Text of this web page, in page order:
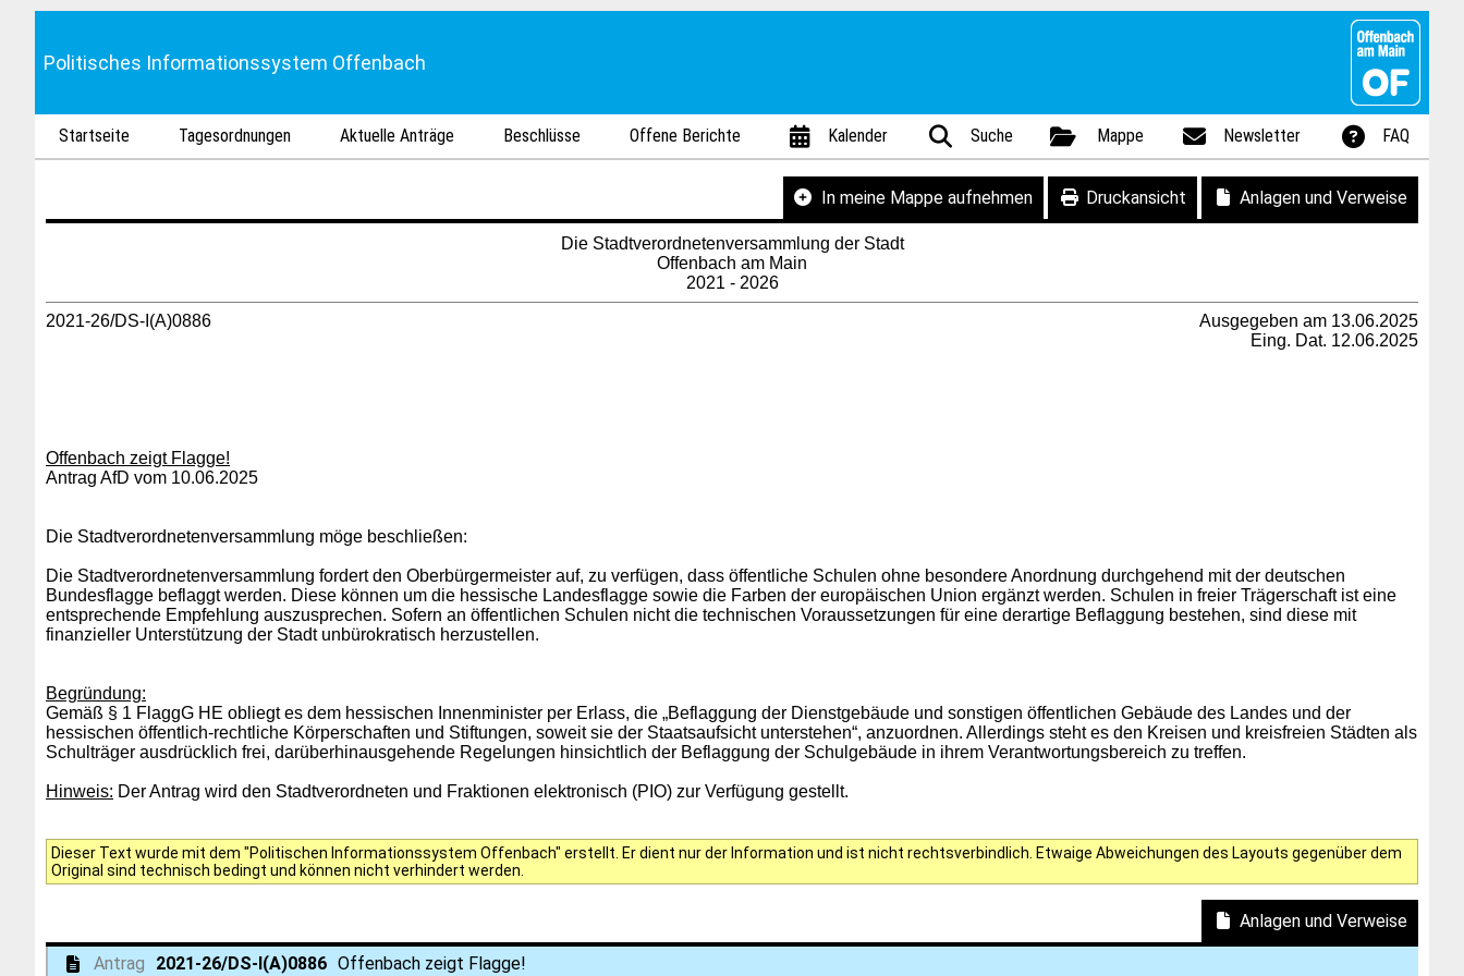
Politisches Informationssystem Offenbach
Startseite Tagesordnungen Aktuelle Anträge Beschlüsse Offene Berichte Kalender Suche Mappe Newsletter FAQ
In meine Mappe aufnehmen Druckansicht Anlagen und Verweise
Die Stadtverordnetenversammlung der Stadt
Offenbach am Main
2021 - 2026
2021-26/DS-I(A)0886
Ausgegeben am 13.06.2025
Eing. Dat. 12.06.2025
Offenbach zeigt Flagge!
Antrag AfD vom 10.06.2025
Die Stadtverordnetenversammlung möge beschließen:
Die Stadtverordnetenversammlung fordert den Oberbürgermeister auf, zu verfügen, dass öffentliche Schulen ohne besondere Anordnung durchgehend mit der deutschen
Bundesflagge beflaggt werden. Diese können um die hessische Landesflagge sowie die Farben der europäischen Union ergänzt werden. Schulen in freier Trägerschaft ist eine
entsprechende Empfehlung auszusprechen. Sofern an öffentlichen Schulen nicht die technischen Voraussetzungen für eine derartige Beflaggung bestehen, sind diese mit
finanzieller Unterstützung der Stadt unbürokratisch herzustellen.
Begründung:
Gemäß § 1 FlaggG HE obliegt es dem hessischen Innenminister per Erlass, die „Beflaggung der Dienstgebäude und sonstigen öffentlichen Gebäude des Landes und der
hessischen öffentlich-rechtliche Körperschaften und Stiftungen, soweit sie der Staatsaufsicht unterstehen“, anzuordnen. Allerdings steht es den Kreisen und kreisfreien Städten als
Schulträger ausdrücklich frei, darüberhinausgehende Regelungen hinsichtlich der Beflaggung der Schulgebäude in ihrem Verantwortungsbereich zu treffen.
Hinweis: Der Antrag wird den Stadtverordneten und Fraktionen elektronisch (PIO) zur Verfügung gestellt.
Dieser Text wurde mit dem "Politischen Informationssystem Offenbach" erstellt. Er dient nur der Information und ist nicht rechtsverbindlich. Etwaige Abweichungen des Layouts gegenüber dem
Original sind technisch bedingt und können nicht verhindert werden.
Anlagen und Verweise
Antrag 2021-26/DS-I(A)0886 Offenbach zeigt Flagge!